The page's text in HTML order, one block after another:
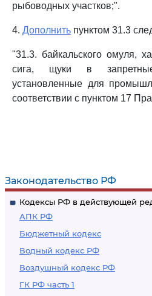
Законодательство РФ
Кодексы РФ в действующей
АПК РФ
Бюджетный кодекс
Водный кодекс РФ
Воздушный кодекс РФ
ГК РФ часть 1
рыбоводных участков;".
4. Дополнить пунктом 31.3
"31.3. байкальского омуля,
сига, щуки в
установленные для
соответствии с пунктом 17